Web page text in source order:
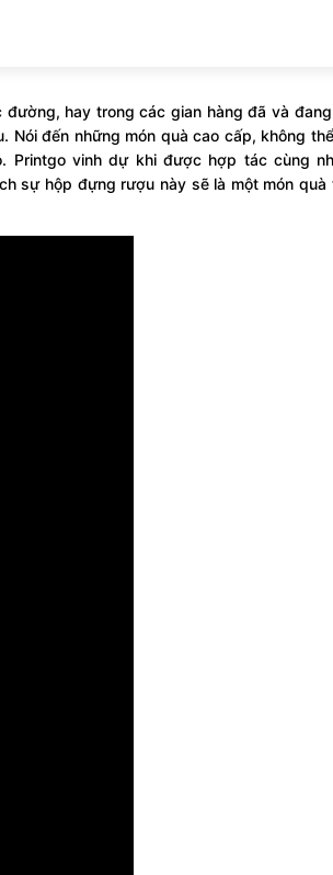
đường, hay trong các gian hàng đã và
Nói đến những món quà cao cấp, không
Printgo vinh dự khi được hợp tác cùng
sự hộp đựng rượu này sẽ là một món